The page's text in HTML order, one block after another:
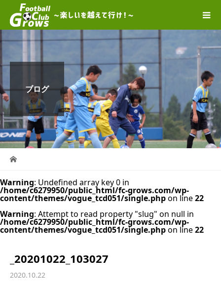
ブログ
Warning: Undefined array key 0 in
/home/c6279950/public_html/fc-grows.com/wp-
content/themes/vogue_tcd051/single.phpon line22
Warning: Attempt to read property "slug" on null in
/home/c6279950/public_html/fc-grows.com/wp-
content/themes/vogue_tcd051/single.phpon line22
_20201022_103027
2020.10.22